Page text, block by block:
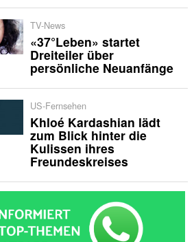
TV-News
«37°Leben» startet
Dreiteiler über
persönliche Neuanfänge
US-Fernsehen
Khloé Kardashian lädt
zum Blick hinter die
Kulissen ihres
Freundeskreises